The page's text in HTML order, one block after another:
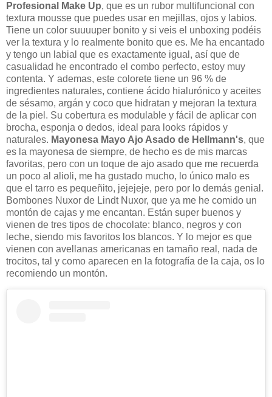
Profesional Make Up, que es un rubor multifuncional con
textura mousse que puedes usar en mejillas, ojos y labios.
Tiene un color suuuuper bonito y si veis el unboxing podéis
ver la textura y lo realmente bonito que es. Me ha encantado
y tengo un labial que es exactamente igual, así que de
casualidad he encontrado el combo perfecto, estoy muy
contenta. Y ademas, este colorete tiene un 96 % de
ingredientes naturales, contiene ácido hialurónico y aceites
de sésamo, argán y coco que hidratan y mejoran la textura
de la piel. Su cobertura es modulable y fácil de aplicar con
brocha, esponja o dedos, ideal para looks rápidos y
naturales. Mayonesa Mayo Ajo Asado de Hellmann's, que
es la mayonesa de siempre, de hecho es de mis marcas
favoritas, pero con un toque de ajo asado que me recuerda
un poco al alioli, me ha gustado mucho, lo único malo es
que el tarro es pequeñito, jejejeje, pero por lo demás genial.
Bombones Nuxor de Lindt Nuxor, que ya me he comido un
montón de cajas y me encantan. Están super buenos y
vienen de tres tipos de chocolate: blanco, negros y con
leche, siendo mis favoritos los blancos. Y lo mejor es que
vienen con avellanas americanas en tamaño real, nada de
trocitos, tal y como aparecen en la fotografía de la caja, os lo
recomiendo un montón.